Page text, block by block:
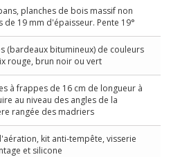
planches de bois massif non
de 19 mm d'épaisseur. Pente 19°
(bardeaux bitumineux) de couleurs
rouge, brun noir ou vert
à frappes de 16 cm de longueur à
au niveau des angles de la
rangée des madriers
kit anti-tempête, visserie
et silicone